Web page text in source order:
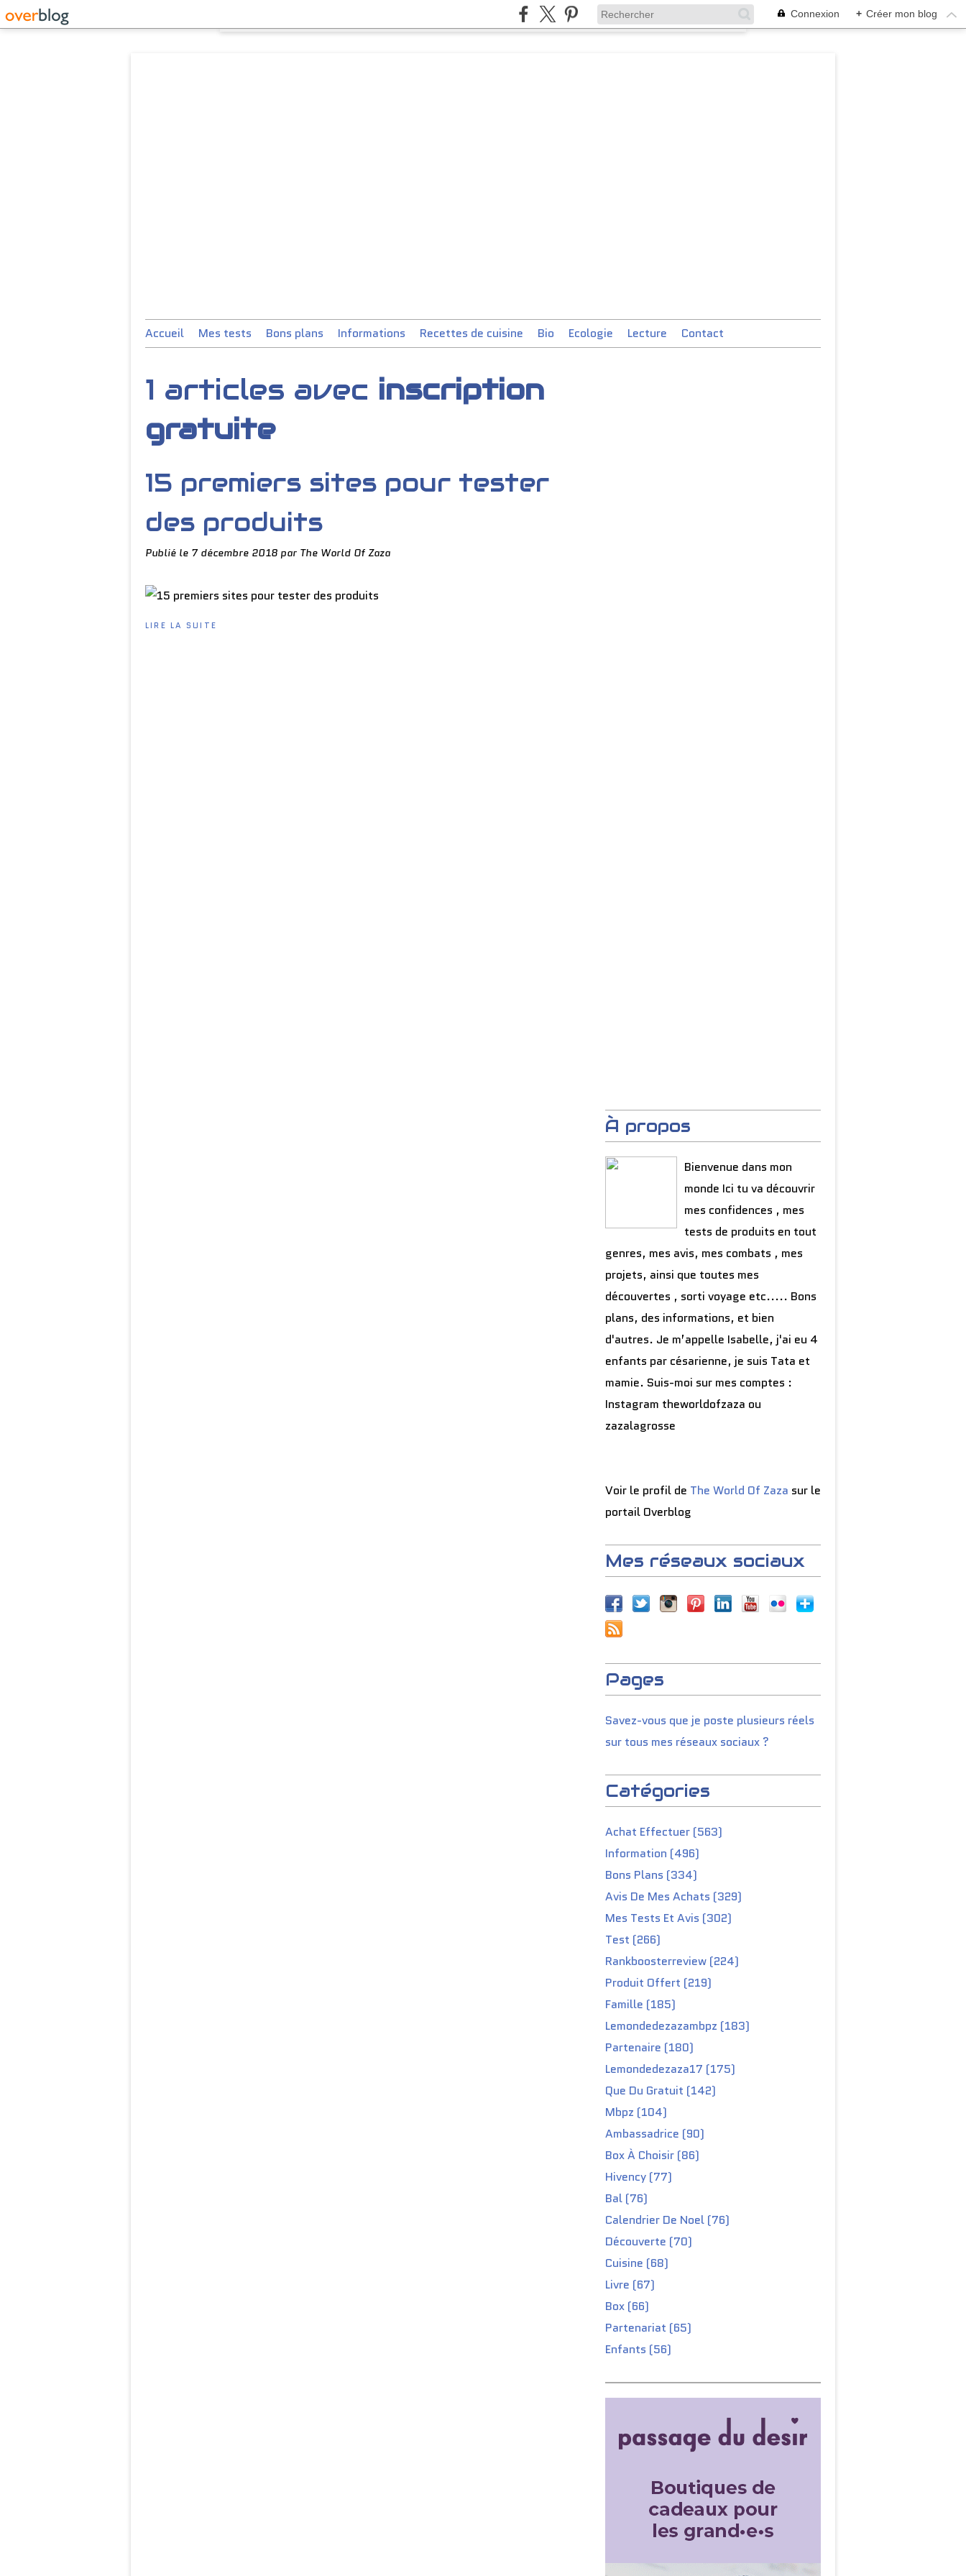
Connexion + Créer mon blog
Accueil Mes tests Bons plans Informations Recettes de cuisine Bio Ecologie Lecture Contact
1 articles avec inscription
gratuite
15 premiers sites pour tester
des produits
Publié le 7 décembre 2018 par The World Of Zaza
LIRE LA SUITE
À propos
Bienvenue dans mon
monde Ici tu va découvrir
mes confidences , mes
tests de produits en tout
genres, mes avis, mes combats , mes
projets, ainsi que toutes mes
découvertes , sorti voyage etc..... Bons
plans, des informations, et bien
d'autres. Je m’appelle Isabelle, j'ai eu 4
enfants par césarienne, je suis Tata et
mamie. Suis-moi sur mes comptes :
Instagram theworldofzaza ou
zazalagrosse
Voir le profil de The World Of Zaza sur le
portail Overblog
Mes réseaux sociaux
Pages
Savez-vous que je poste plusieurs réels
sur tous mes réseaux sociaux ?
Catégories
Achat Effectuer (563)
Information (496)
Bons Plans (334)
Avis De Mes Achats (329)
Mes Tests Et Avis (302)
Test (266)
Rankboosterreview (224)
Produit Offert (219)
Famille (185)
Lemondedezazambpz (183)
Partenaire (180)
Lemondedezaza17 (175)
Que Du Gratuit (142)
Mbpz (104)
Ambassadrice (90)
Box À Choisir (86)
Hivency (77)
Bal (76)
Calendrier De Noel (76)
Découverte (70)
Cuisine (68)
Livre (67)
Box (66)
Partenariat (65)
Enfants (56)